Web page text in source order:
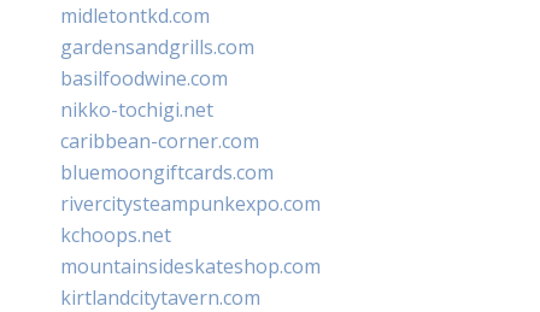
midletontkd.com
gardensandgrills.com
basilfoodwine.com
nikko-tochigi.net
caribbean-corner.com
bluemoongiftcards.com
rivercitysteampunkexpo.com
kchoops.net
mountainsideskateshop.com
kirtlandcitytavern.com